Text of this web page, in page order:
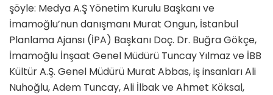
şöyle: Medya A.Ş Yönetim Kurulu Başkanı ve
İmamoğlu’nun danışmanı Murat Ongun, İstanbul
Planlama Ajansı (İPA) Başkanı Doç. Dr. Buğra Gökçe,
İmamoğlu İnşaat Genel Müdürü Tuncay Yılmaz ve İBB
Kültür A.Ş. Genel Müdürü Murat Abbas, iş insanları Ali
Nuhoğlu, Adem Tuncay, Ali İlbak ve Ahmet Köksal,